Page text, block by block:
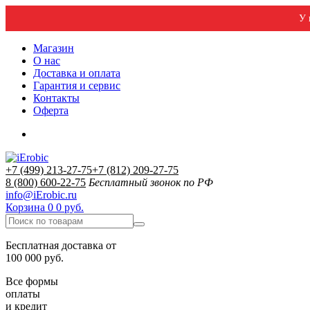
У
Магазин
О нас
Доставка и оплата
Гарантия и сервис
Контакты
Оферта
+7 (499) 213-27-75+7 (812) 209-27-75
8 (800) 600-22-75 Бесплатный звонок по РФ
info@iErobic.ru
Корзина 0 0 руб.
Бесплатная доставка от
100 000 руб.
Все формы
оплаты
и кредит